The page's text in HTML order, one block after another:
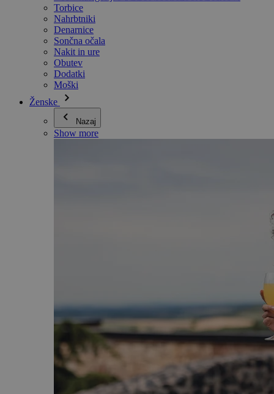
Torbice
Nahrbtniki
Denarnice
Sončna očala
Nakit in ure
Obutev
Dodatki
Moški
Ženske
Nazaj
Show more